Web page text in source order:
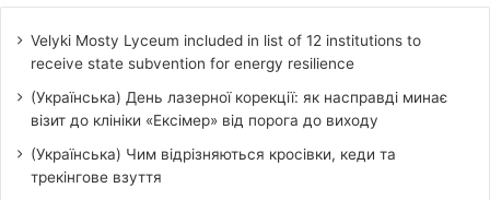
Velyki Mosty Lyceum included in list of 12 institutions to
receive state subvention for energy resilience
(Українська) День лазерної корекції: як насправді минає
візит до клініки «Ексімер» від порога до виходу
(Українська) Чим відрізняються кросівки, кеди та
трекінгове взуття